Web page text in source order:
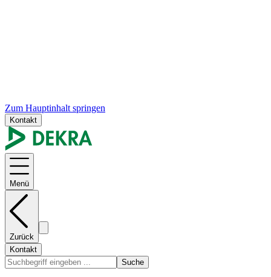
Zum Hauptinhalt springen
Kontakt
Menü
Zurück
Kontakt
Suche